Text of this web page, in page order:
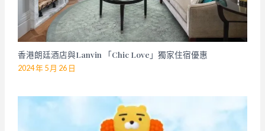
香港朗廷酒店與Lanvin 「Chic Love」獨家住宿優惠
2024 年 5 月 26 日